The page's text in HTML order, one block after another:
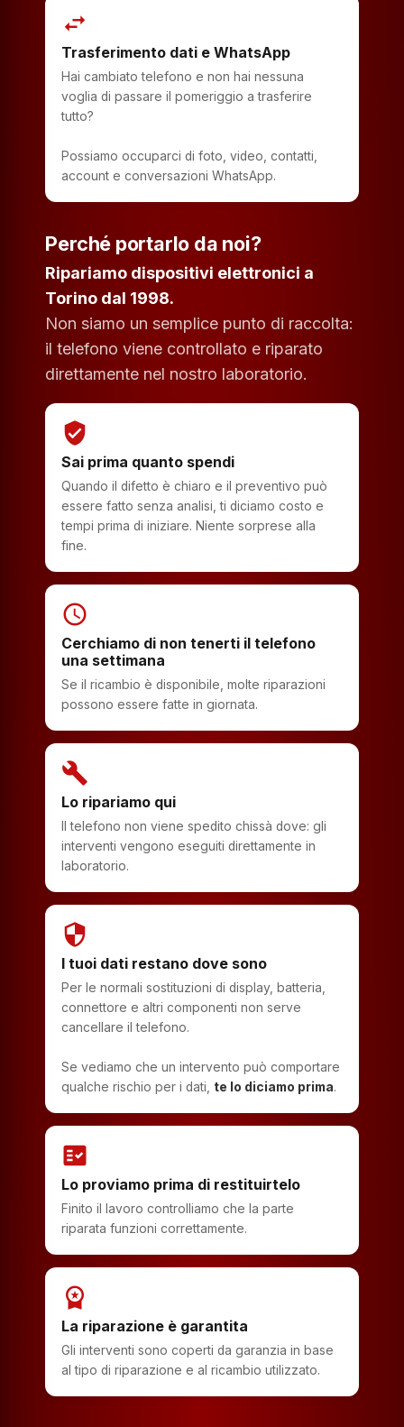
swap_horiz
Trasferimento dati e WhatsApp
Hai cambiato telefono e non hai nessuna
voglia di passare il pomeriggio a trasferire
tutto?
Possiamo occuparci di foto, video, contatti,
account e conversazioni WhatsApp.
Perché portarlo da noi?
Ripariamo dispositivi elettronici a
Torino dal 1998.
Non siamo un semplice punto di raccolta:
il telefono viene controllato e riparato
direttamente nel nostro laboratorio.
verified_user
Sai prima quanto spendi
Quando il difetto è chiaro e il preventivo può
essere fatto senza analisi, ti diciamo costo e
tempi prima di iniziare. Niente sorprese alla
fine.
schedule
Cerchiamo di non tenerti il telefono
una settimana
Se il ricambio è disponibile, molte riparazioni
possono essere fatte in giornata.
build
Lo ripariamo qui
Il telefono non viene spedito chissà dove: gli
interventi vengono eseguiti direttamente in
laboratorio.
security
I tuoi dati restano dove sono
Per le normali sostituzioni di display, batteria,
connettore e altri componenti non serve
cancellare il telefono.
Se vediamo che un intervento può comportare
qualche rischio per i dati, te lo diciamo prima.
fact_check
Lo proviamo prima di restituirtelo
Finito il lavoro controlliamo che la parte
riparata funzioni correttamente.
workspace_premium
La riparazione è garantita
Gli interventi sono coperti da garanzia in base
al tipo di riparazione e al ricambio utilizzato.